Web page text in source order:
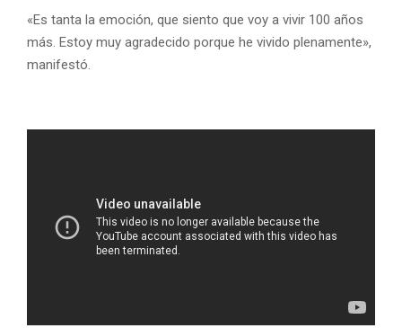
«Es tanta la emoción, que siento que voy a vivir 100 años
más. Estoy muy agradecido porque he vivido plenamente»,
manifestó.